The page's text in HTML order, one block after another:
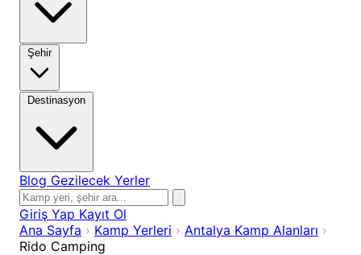
Şehir
Destinasyon
Blog Gezilecek Yerler
Giriş Yap Kayıt Ol
Ana Sayfa › Kamp Yerleri › Antalya Kamp Alanları ›
Rido Camping